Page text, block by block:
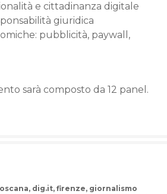
e cittadinanza digitale
giuridica
pubblicità, paywall,
sarà composto da 12 panel.
, dig.it, firenze, giornalismo